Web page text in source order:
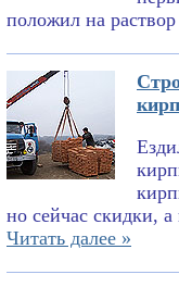
положил на
но сейчас скидки,
Читать далее »